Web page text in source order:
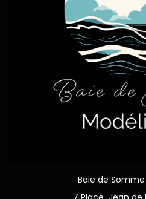
Baie de